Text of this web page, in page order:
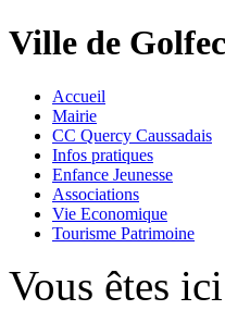
Ville de
Accueil
Mairie
CC Quercy Caussadais
Infos pratiques
Enfance Jeunesse
Associations
Vie Economique
Tourisme Patrimoine
Vous êtes